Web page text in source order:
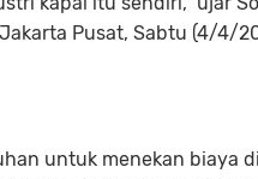
Pusat, Sabtu (4/4/
untuk menekan biaya